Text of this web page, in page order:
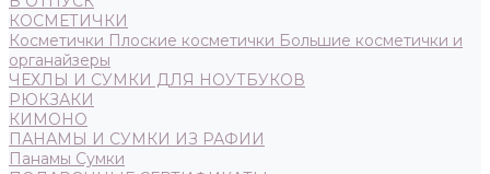
КОСМЕТИЧКИ
Косметички Плоские косметички Большие косметички и
органайзеры
ЧЕХЛЫ И СУМКИ ДЛЯ НОУТБУКОВ
РЮКЗАКИ
КИМОНО
ПАНАМЫ И СУМКИ ИЗ РАФИИ
Панамы Сумки